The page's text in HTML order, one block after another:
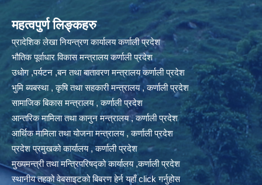
महत्वपुर्ण लिङ्कहरु
प्रादेशिक लेखा नियन्त्रण कार्यालय कर्णाली प्रदेश
भौतिक पूर्वाधार विकास मन्त्रालय कर्णाली प्रदेश
उधोग ,पर्यटन ,बन तथा बातावरण मन्त्रालय कर्णाली प्रदेश
भुमि ब्यबस्था , कृषि तथा सहकारी मन्त्रालय , कर्णाली प्रदेश
सामाजिक बिकास मन्त्रालय , कर्णाली प्रदेश
आन्तरिक मामिला तथा कानुन मन्त्रालय , कर्णाली प्रदेश
आर्थिक मामिला तथा योजना मन्त्रालय , कर्णाली प्रदेश
प्रदेश प्रमुखको कार्यालय , कर्णाली प्रदेश
मुख्यमन्त्री तथा मन्त्रिपरिषद्को कार्यालय ,कर्णाली प्रदेश
स्थानीय तहको वेबसाइटको बिबरण हेर्न यहाँ click गर्नुहोस